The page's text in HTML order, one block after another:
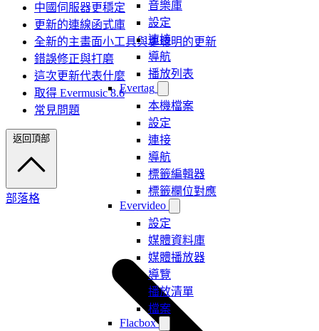
音樂庫
設定
連接
導航
播放列表
Evertag
本機檔案
設定
連接
導航
標籤編輯器
標籤欄位對應
Evervideo
設定
媒體資料庫
媒體播放器
導覽
播放清單
檔案
Flacbox
中國伺服器更穩定
更新的連線函式庫
全新的主畫面小工具與更聰明的更新
錯誤修正與打磨
這次更新代表什麼
取得 Evermusic 8.6
常見問題
返回頂部
部落格